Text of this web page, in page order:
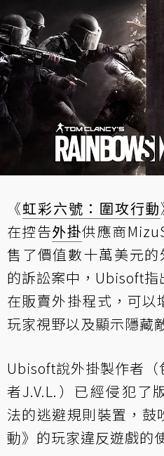
《虹彩六號：圍攻行動
在控告外掛供應商
售了價值數十萬美元
的訴訟案中，Ubisoft
在販賣外掛程式，可
玩家視野以及顯示隱藏
Ubisoft說外掛製作者
者J.V.L.）已經侵犯了
法的逃避規則裝置，鼓
動》的玩家違反遊戲的